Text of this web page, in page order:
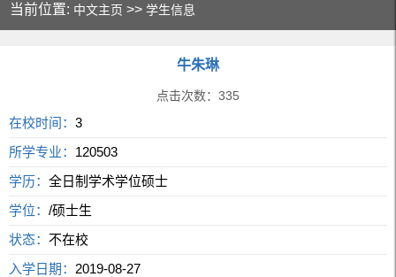
当前位置: 中文主页 >>学生信息
牛朱琳
点击次数： 335
在校时间：3
所学专业： 120503
学历：全日制学术学位硕士
学位：/硕士生
状态：不在校
入学日期： 2019-08-27